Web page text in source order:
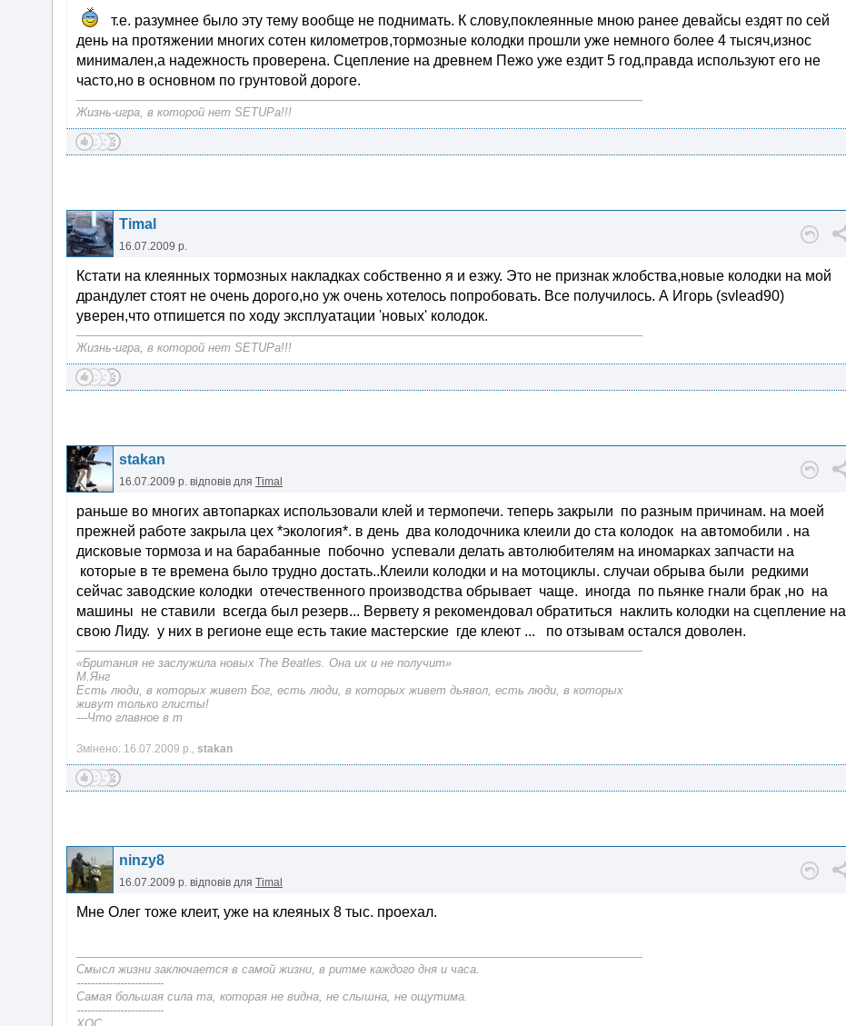
т.е. разумнее было эту тему вообще не поднимать. К слову,поклеянные мною ранее девайсы ездят по сей
день на протяжении многих сотен километров,тормозные колодки прошли уже немного более 4 тысяч,износ
минимален,а надежность проверена. Сцепление на древнем Пежо уже ездит 5 год,правда используют его не
часто,но в основном по грунтовой дороге.
Жизнь-игра, в которой нет SETUPa!!!
Timal
16.07.2009 р.
Кстати на клеянных тормозных накладках собственно я и езжу. Это не признак жлобства,новые колодки на мой
драндулет стоят не очень дорого,но уж очень хотелось попробовать. Все получилось. А Игорь (svlead90)
уверен,что отпишется по ходу эксплуатации 'новых' колодок.
Жизнь-игра, в которой нет SETUPa!!!
stakan
16.07.2009 р. відповів для Timal
раньше во многих автопарках использовали клей и термопечи. теперь закрыли по разным причинам. на моей
прежней работе закрыла цех *экология*. в день два колодочника клеили до ста колодок на автомобили . на
дисковые тормоза и на барабанные побочно успевали делать автолюбителям на иномарках запчасти на
которые в те времена было трудно достать..Клеили колодки и на мотоциклы. случаи обрыва были редкими
сейчас заводские колодки отечественного производства обрывает чаще. иногда по пьянке гнали брак ,но на
машины не ставили всегда был резерв... Вервету я рекомендовал обратиться наклить колодки на сцепление на
свою Лиду. у них в регионе еще есть такие мастерские где клеют ... по отзывам остался доволен.
«Британия не заслужила новых The Beatles. Она их и не получит»
М.Янг
Есть люди, в которых живет Бог, есть люди, в которых живет дьявол, есть люди, в которых
живут только глисты!
---Что главное в т
Змінено: 16.07.2009 р., stakan
ninzy8
16.07.2009 р. відповів для Timal
Мне Олег тоже клеит, уже на клеяных 8 тыс. проехал.
Смысл жизни заключается в самой жизни, в ритме каждого дня и часа.
------------------------
Самая большая сила та, которая не видна, не слышна, не ощутима.
------------------------